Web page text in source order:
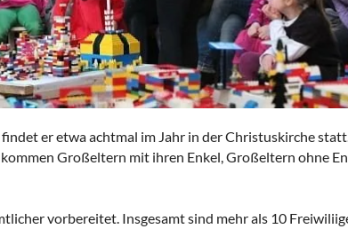
er etwa achtmal im Jahr in der Christuskirche
Großeltern mit ihren Enkel, Großeltern ohne
vorbereitet. Insgesamt sind mehr als 10